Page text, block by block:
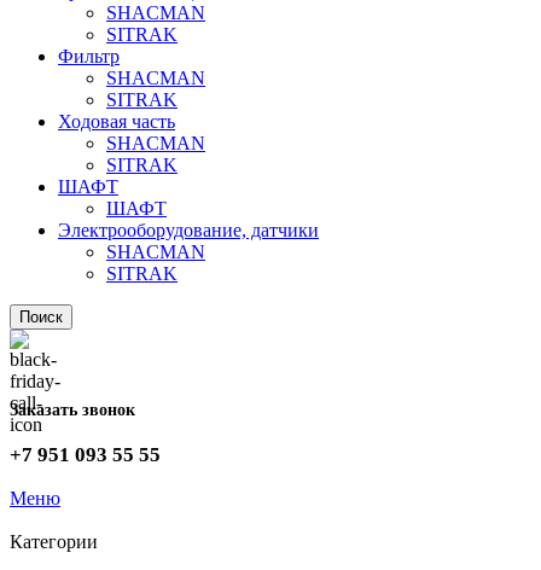
SHACMAN
SITRAK
Фильтр
SHACMAN
SITRAK
Ходовая часть
SHACMAN
SITRAK
ШАФТ
ШАФТ
Электрооборудование, датчики
SHACMAN
SITRAK
Поиск
Заказать звонок
+7 951 093 55 55
Меню
Категории